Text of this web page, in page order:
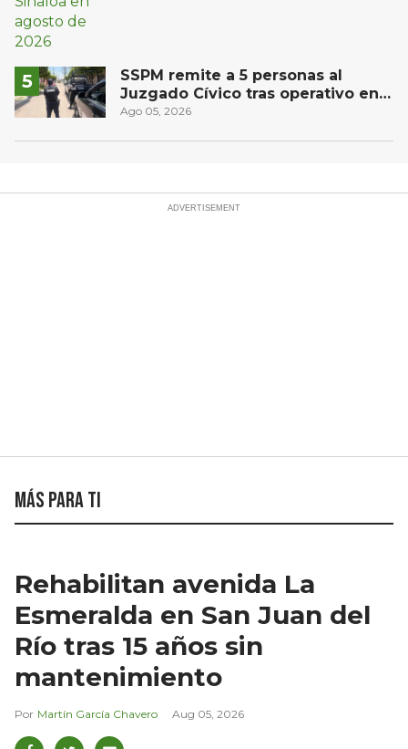
SSPM remite a 5 personas al
Juzgado Cívico tras operativo en
San Juan del Río
Ago 05, 2026
Más para ti
Rehabilitan avenida La
Esmeralda en San Juan del
Río tras 15 años sin
mantenimiento
Martín García Chavero Aug 05, 2026